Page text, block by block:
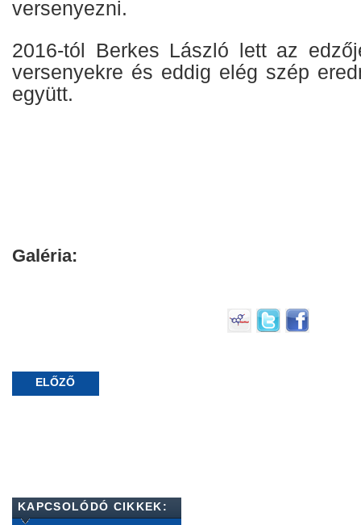
versenyezni.
2016-tól Berkes László lett az
versenyekre és eddig elég szép
együtt.
Galéria:
ELŐZŐ
KAPCSOLÓDÓ CIKKEK: